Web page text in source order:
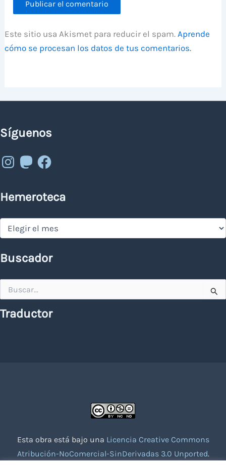
Este sitio usa Akismet para reducir el spam.Aprende
cómo se procesan los datos de tus comentarios.
Síguenos
Instagram
MastodonFacebook
Hemeroteca
Hemeroteca
Buscador
por:
Traductor
Esta obra está bajo una Licencia Creative Commons
Atribución-NoComercial-SinDerivadas 3.0 Unported.